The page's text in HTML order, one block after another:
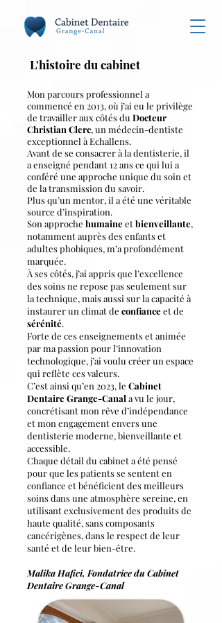
L'histoire du cabinet
Mon parcours professionnel a
commencé en 2013,où j’ai eu le privilège
de travailler aux côtés du Docteur
Christian Clerc, un médecin-dentiste
exceptionnel à Echallens.
Avant de se consacrer à la dentisterie, il
a enseigné pendant 12 ans ce qui lui a
conféré une approche unique du soin et
de la transmission du savoir.
Plus qu’un mentor, il a été une véritable
source d’inspiration.
Son approche humaine etbienveillante,
notamment auprès des enfants et
adultes phobiques, m’a profondément
marquée.
À ses côtés, j’ai appris que l’excellence
des soins ne repose pas seulement sur
la technique, mais aussi sur la capacité à
instaurer un climat de confiance et de
sérénité.
Forte de ces enseignements et animée
par ma passion pour l’innovation
technologique, j’ai voulu créer un espace
qui reflète ces valeurs.
C’est ainsi qu’en 2023, le Cabinet
Dentaire Grange-Canal a vu le jour,
concrétisant mon rêve d’indépendance
et mon engagement envers une
dentisterie moderne, bienveillante et
accessible.
Chaque détail du cabinet a été pensé
pour que les patients se sentent en
confiance et bénéficient des meilleurs
soins dans une atmosphère sereine, en
utilisant exclusivement des produits de
haute qualité, sans composants
cancérigènes, dans le respect de leur
santé et de leur bien-être.
Malika Hafici, Fondatrice du Cabinet
Dentaire Grange-Canal